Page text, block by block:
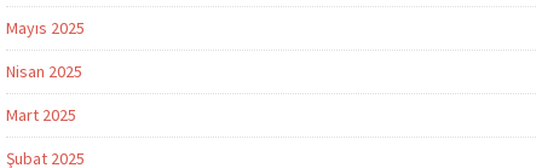
Mayıs 2025
Nisan 2025
Mart 2025
Şubat 2025